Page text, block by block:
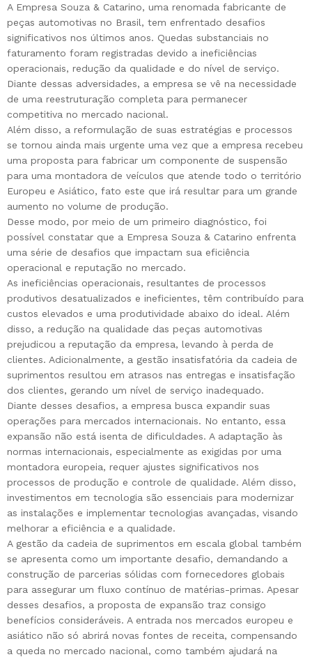
A Empresa Souza & Catarino, uma renomada fabricante de
peças automotivas no Brasil, tem enfrentado desafios
significativos nos últimos anos. Quedas substanciais no
faturamento foram registradas devido a ineficiências
operacionais, redução da qualidade e do nível de serviço.
Diante dessas adversidades, a empresa se vê na necessidade
de uma reestruturação completa para permanecer
competitiva no mercado nacional.
Além disso, a reformulação de suas estratégias e processos
se tornou ainda mais urgente uma vez que a empresa recebeu
uma proposta para fabricar um componente de suspensão
para uma montadora de veículos que atende todo o território
Europeu e Asiático, fato este que irá resultar para um grande
aumento no volume de produção.
Desse modo, por meio de um primeiro diagnóstico, foi
possível constatar que a Empresa Souza & Catarino enfrenta
uma série de desafios que impactam sua eficiência
operacional e reputação no mercado.
As ineficiências operacionais, resultantes de processos
produtivos desatualizados e ineficientes, têm contribuído para
custos elevados e uma produtividade abaixo do ideal. Além
disso, a redução na qualidade das peças automotivas
prejudicou a reputação da empresa, levando à perda de
clientes. Adicionalmente, a gestão insatisfatória da cadeia de
suprimentos resultou em atrasos nas entregas e insatisfação
dos clientes, gerando um nível de serviço inadequado.
Diante desses desafios, a empresa busca expandir suas
operações para mercados internacionais. No entanto, essa
expansão não está isenta de dificuldades. A adaptação às
normas internacionais, especialmente as exigidas por uma
montadora europeia, requer ajustes significativos nos
processos de produção e controle de qualidade. Além disso,
investimentos em tecnologia são essenciais para modernizar
as instalações e implementar tecnologias avançadas, visando
melhorar a eficiência e a qualidade.
A gestão da cadeia de suprimentos em escala global também
se apresenta como um importante desafio, demandando a
construção de parcerias sólidas com fornecedores globais
para assegurar um fluxo contínuo de matérias-primas. Apesar
desses desafios, a proposta de expansão traz consigo
benefícios consideráveis. A entrada nos mercados europeu e
asiático não só abrirá novas fontes de receita, compensando
a queda no mercado nacional, como também ajudará na